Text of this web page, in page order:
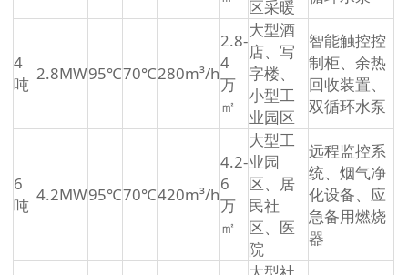
区采暖
4
吨
2.8MW95℃70℃280m³/h
2.8-
4
万
㎡
大型酒
店、写
字楼、
小型工
业园区
智能触控控
制柜、余热
回收装置、
双循环水泵
6
吨
4.2MW95℃70℃420m³/h
4.2-
6
万
㎡
大型工
业园
区、居
民社
区、医
院
远程监控系
统、烟气净
化设备、应
急备用燃烧
器